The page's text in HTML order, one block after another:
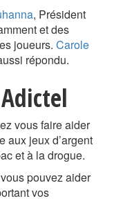
, Président
et des
joueurs. Carole
répondu.
vous faire aider
aux jeux d’argent
et à la drogue.
pouvez aider
vos